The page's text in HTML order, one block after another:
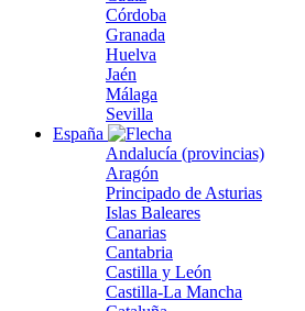
Córdoba
Granada
Huelva
Jaén
Málaga
Sevilla
España
Andalucía (provincias)
Aragón
Principado de Asturias
Islas Baleares
Canarias
Cantabria
Castilla y León
Castilla-La Mancha